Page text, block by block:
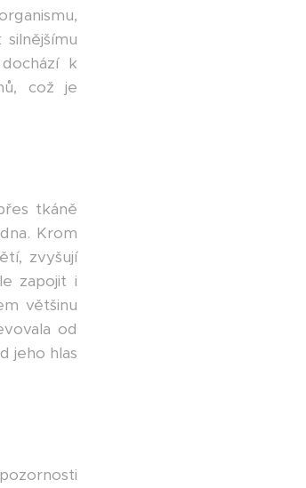
k
což je
tkáně
Krom
zvyšují
zapojit i
většinu
od
jeho hlas